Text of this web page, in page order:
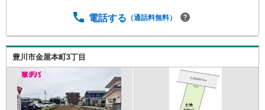
リフォーム実績多数！中古物件をご購入の際、約70％とい
す。・キッズスペース用意しております。ぜひご家族そろ
ってご来場ください。・営業時間 午前9時00分～午後6時30
分 （定休日:水曜日）この時間帯はお電話でのお問い合わせ
がスムーズにご案内できます。右下の電話ボタンをタッ
チ！もしくはお気軽にお電話ください。
電話する （通話料無料）
豊川市金屋本町3丁目